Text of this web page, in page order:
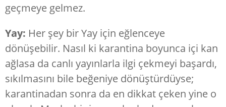
geçmeye gelmez.
Yay: Her şey bir Yay için eğlenceye
dönüşebilir. Nasıl ki karantina boyunca içi kan
ağlasa da canlı yayınlarla ilgi çekmeyi başardı,
sıkılmasını bile beğeniye dönüştürdüyse;
karantinadan sonra da en dikkat çeken yine o